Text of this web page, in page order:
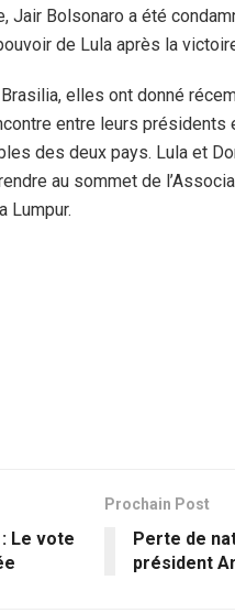
Jair Bolsonaro a été
de Lula après la
elles ont donné
entre leurs
des deux pays. Lula et
au sommet de
Lumpur.
Le vote
Prochain Post
Perte de
président